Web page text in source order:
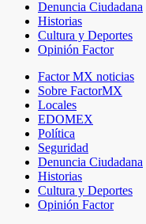
Denuncia Ciudadana
Historias
Cultura y Deportes
Opinión Factor
Factor MX noticias
Sobre FactorMX
Locales
EDOMEX
Política
Seguridad
Denuncia Ciudadana
Historias
Cultura y Deportes
Opinión Factor